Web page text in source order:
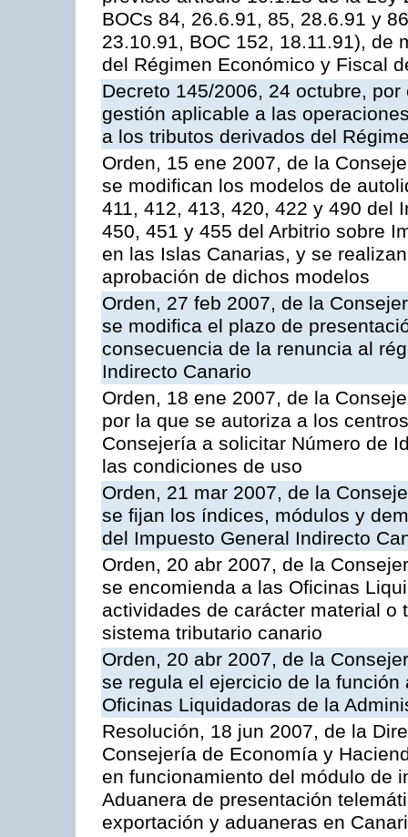
BOCs 84, 26.6.91, 85, 28.6.91 y
23.10.91, BOC 152, 18.11.91), de
del Régimen Económico y Fiscal
Decreto 145/2006, 24 octubre,
gestión aplicable a las
a los tributos derivados del
Orden, 15 ene 2007, de la
se modifican los modelos de
411, 412, 413, 420, 422 y 490 del
450, 451 y 455 del Arbitrio sobre
en las Islas Canarias, y se
aprobación de dichos modelos
Orden, 27 feb 2007, de la
se modifica el plazo de
consecuencia de la renuncia al
Indirecto Canario
Orden, 18 ene 2007, de la
por la que se autoriza a los
Consejería a solicitar Número de
las condiciones de uso
Orden, 21 mar 2007, de la
se fijan los índices, módulos y
del Impuesto General Indirecto
Orden, 20 abr 2007, de la
se encomienda a las Oficinas
actividades de carácter material
sistema tributario canario
Orden, 20 abr 2007, de la
se regula el ejercicio de la
Oficinas Liquidadoras de la
Resolución, 18 jun 2007, de la
Consejería de Economía y
en funcionamiento del módulo de
Aduanera de presentación
exportación y aduaneras en